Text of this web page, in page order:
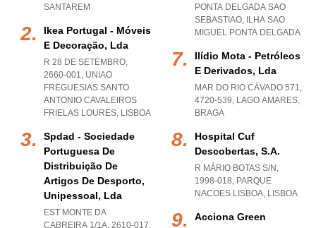
SANTAREM
Ikea Portugal - Móveis
E Decoração, Lda
R 28 DE SETEMBRO,
2660-001, UNIAO
FREGUESIAS SANTO
ANTONIO CAVALEIROS
FRIELAS LOURES, LISBOA
Spdad - Sociedade
Portuguesa De
Distribuição De
Artigos De Desporto,
Unipessoal, Lda
EST MONTE DA
CABREIRA 1/1A, 2610-017,
PONTA DELGADA SAO
SEBASTIAO, ILHA SAO
MIGUEL PONTA DELGADA
Ilídio Mota - Petróleos
E Derivados, Lda
MAR DO RIO CÁVADO 571,
4720-539, LAGO AMARES,
BRAGA
Hospital Cuf
Descobertas, S.a.
R MÁRIO BOTAS S/N,
1998-018, PARQUE
NACOES LISBOA, LISBOA
Acciona Green